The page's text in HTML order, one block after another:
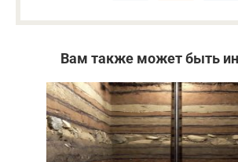
Вам также может быть